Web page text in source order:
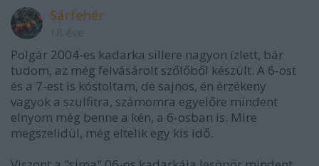
Sárfehér
Polgár 2004-es kadarka sillere nagyon ízlett, bár
tudom, az még felvásárolt szőlőből készült. A 6-ost
és a 7-est is kóstoltam, de sajnos, én érzékeny
vagyok a szulfitra, számomra egyelőre mindent
elnyom még benne a kén, a 6-osban is. Mire
megszelidül, még eltelik egy kis idő.